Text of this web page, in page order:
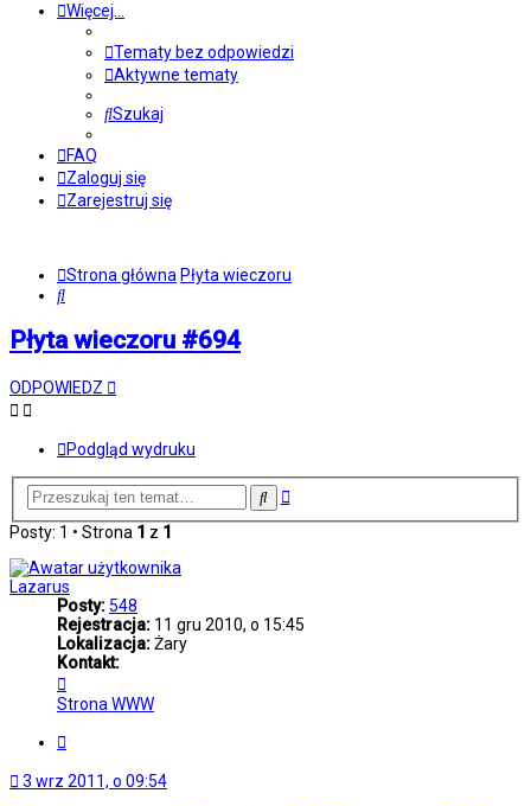
Więcej…
Tematy bez odpowiedzi
Aktywne tematy
Szukaj
FAQ
Zaloguj się
Zarejestruj się
Strona główna Płyta wieczoru
Szukaj
Płyta wieczoru #694
ODPOWIEDZ
Podgląd wydruku
SzukajWyszukiwanie
Posty: 1 • Strona 1 z 1
Lazarus
Posty:548
Rejestracja: 11 gru 2010, o 15:45
Lokalizacja:Żary
Kontakt:
się
z
Strona WWW
3 wrz 2011, o 09:54